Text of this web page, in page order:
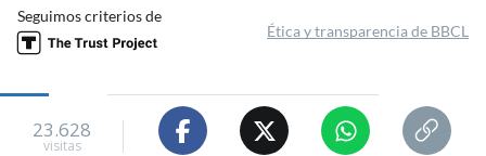
Seguimos criterios de
Ética y transparencia de BBCL
23.628
visitas